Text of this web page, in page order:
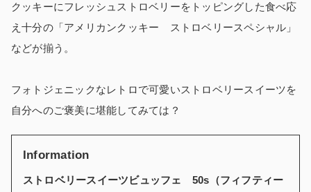
クッキーにフレッシュストロベリーをトッピングした食べ応
え十分の「アメリカンクッキー ストロベリースペシャル」
などが揃う。
フォトジェニックなレトロで可愛いストロベリースイーツを
自分へのご褒美に堪能してみては？
Information
ストロベリースイーツビュッフェ 50s（フィフティー